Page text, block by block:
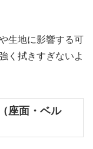
生地に影響する可
く拭きすぎないよ
座面・ベル